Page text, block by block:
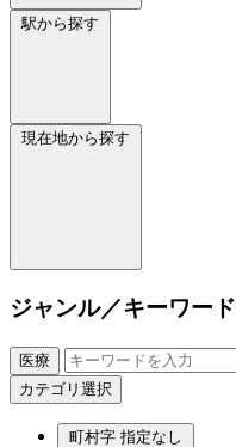
駅から探す
現在地から探す
ジャンル／キーワード
医療
カテゴリ選択
町村字 指定なし